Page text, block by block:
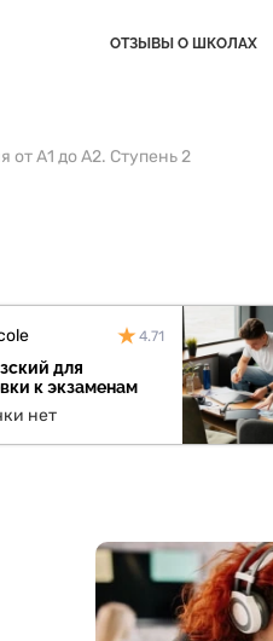
ОТЗЫВЫ О ШКОЛАХ
от А1 до А2. Ступень 2
4.71
для
к экзаменам
нет